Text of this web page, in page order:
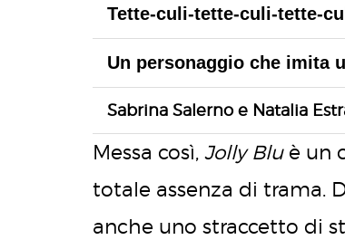
Tette-culi-tette-culi-tette-
Un personaggio che imita
Sabrina Salerno e Natalia
Messa così, Jolly Bluè un
totale assenza di trama.
anche uno straccetto di